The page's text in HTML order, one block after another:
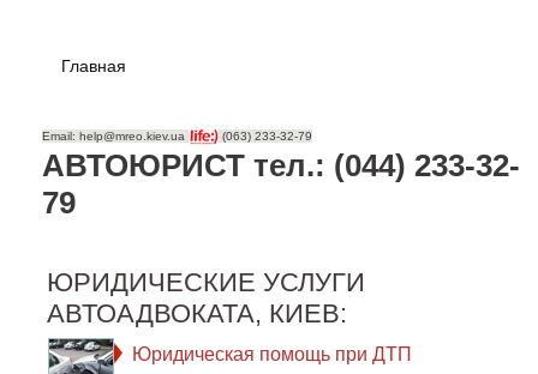
Главная
Email: help@mreo.kiev.ua (063) 233-32-79
АВТОЮРИСТ тел.: (044) 233-32-
79
ЮРИДИЧЕСКИЕ УСЛУГИ
АВТОАДВОКАТА, КИЕВ:
Юридическая помощь при ДТП